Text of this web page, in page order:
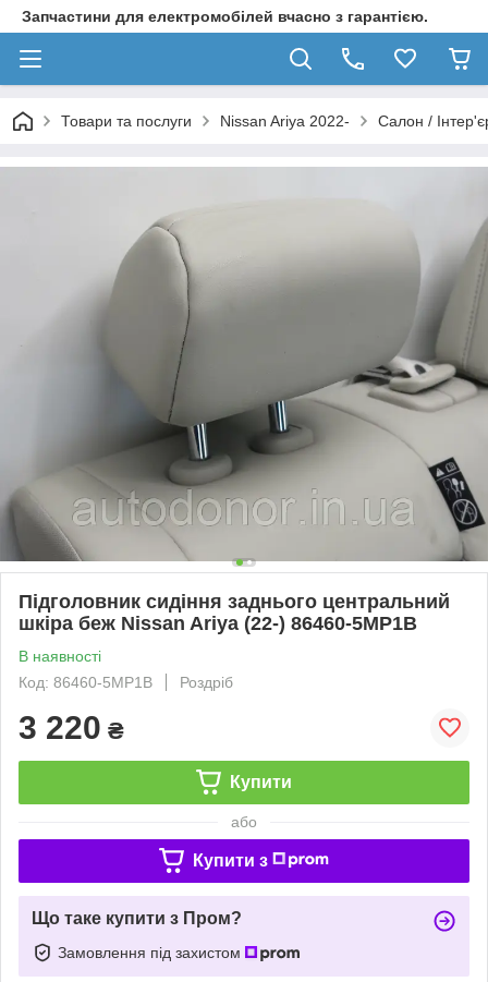
Запчастини для електромобілей вчасно з гарантією.
Товари та послуги Nissan Ariya 2022- Салон /
Підголовник сидіння заднього центральний
шкіра беж Nissan Ariya (22-) 86460-5MP1B
В наявності
Код: 86460-5MP1B
Роздріб
3 220 ₴
Купити
або
Купити з
Що таке купити з Пром?
Замовлення під захистом